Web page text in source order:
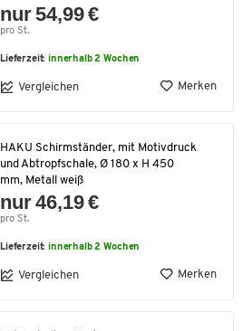
nur 54,99 €
pro St.
Lieferzeit:innerhalb 2 Wochen
Vergleichen Merken
HAKU Schirmständer, mit Motivdruck
und Abtropfschale, Ø 180 x H 450
mm, Metall weiß
nur 46,19 €
pro St.
Lieferzeit:innerhalb 2 Wochen
Vergleichen Merken